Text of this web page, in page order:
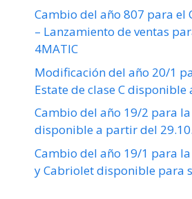
Cambio del año 807 para el
– Lanzamiento de ventas
4MATIC
Modificación del año 20/1
Estate de clase C
Cambio del año 19/2 para la
disponible a partir del
Cambio del año 19/1 para la
y Cabriolet disponible para